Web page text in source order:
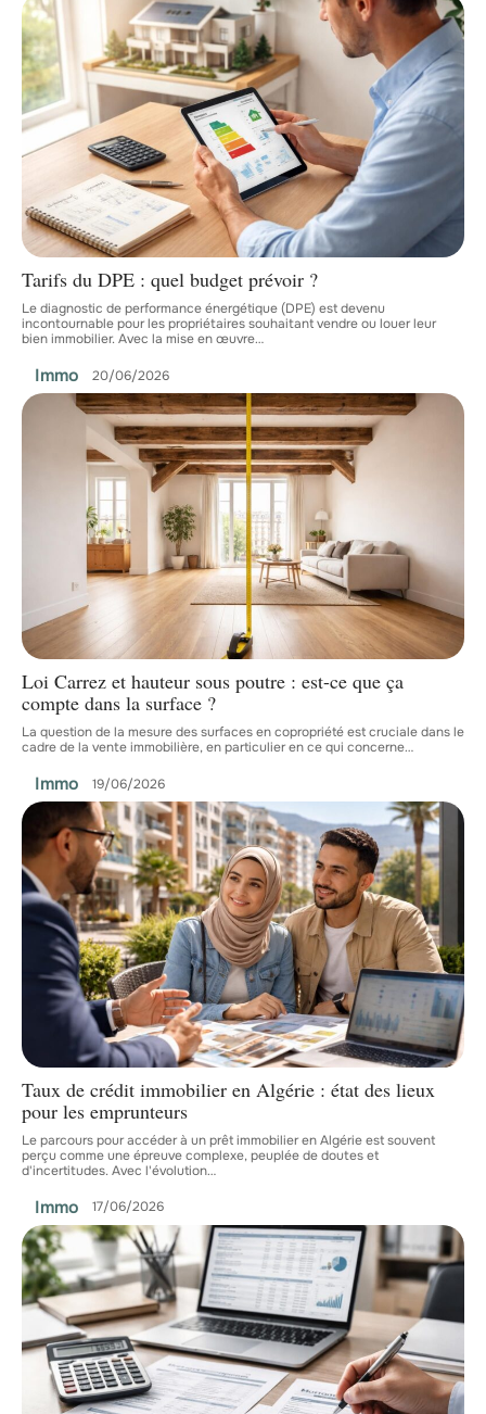
Tarifs du DPE : quel budget prévoir ?
Le diagnostic de performance énergétique (DPE) est devenu
incontournable pour les propriétaires souhaitant vendre ou louer leur
bien immobilier. Avec la mise en œuvre…
Immo 20/06/2026
Loi Carrez et hauteur sous poutre : est-ce que ça
compte dans la surface ?
La question de la mesure des surfaces en copropriété est cruciale dans le
cadre de la vente immobilière, en particulier en ce qui concerne…
Immo 19/06/2026
Taux de crédit immobilier en Algérie : état des lieux
pour les emprunteurs
Le parcours pour accéder à un prêt immobilier en Algérie est souvent
perçu comme une épreuve complexe, peuplée de doutes et
d'incertitudes. Avec l'évolution…
Immo 17/06/2026